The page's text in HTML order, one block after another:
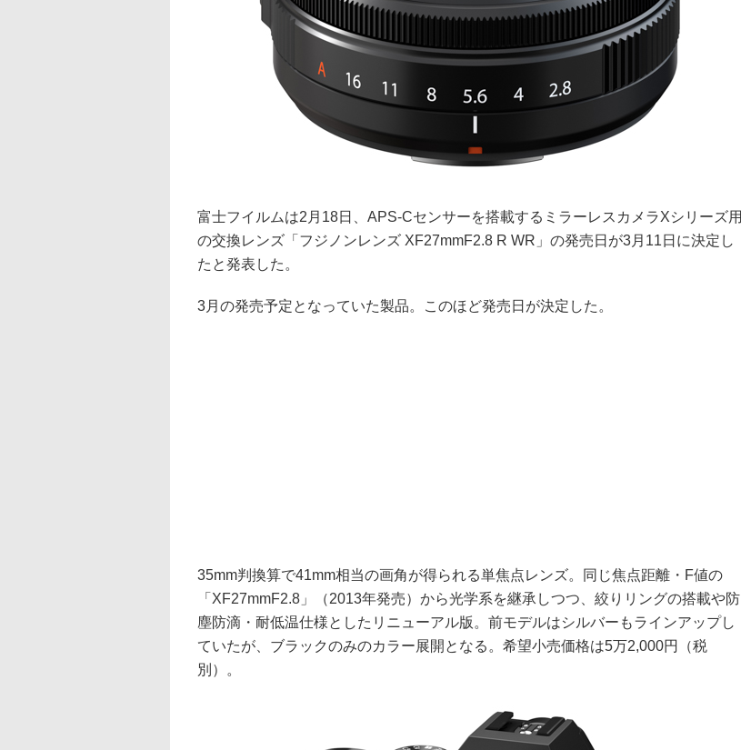
富士フイルムは2月18日、APS-Cセンサーを搭載するミラーレスカメラXシリーズ用
の交換レンズ「フジノンレンズ XF27mmF2.8 R WR」の発売日が3月11日に決定し
たと発表した。
3月の発売予定となっていた製品。このほど発売日が決定した。
35mm判換算で41mm相当の画角が得られる単焦点レンズ。同じ焦点距離・F値の
「XF27mmF2.8」（2013年発売）から光学系を継承しつつ、絞りリングの搭載や防
塵防滴・耐低温仕様としたリニューアル版。前モデルはシルバーもラインアップし
ていたが、ブラックのみのカラー展開となる。希望小売価格は5万2,000円（税
別）。